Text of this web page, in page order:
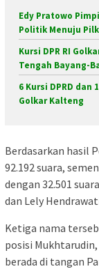
Edy Pratowo
Politik Menuju
Kursi DPR RI
Tengah Bayang-
6 Kursi DPRD
Golkar Kalteng
Berdasarkan hasil
92.192 suara,
dengan 32.501
dan Lely
Ketiga nama
posisi
berada di tangan